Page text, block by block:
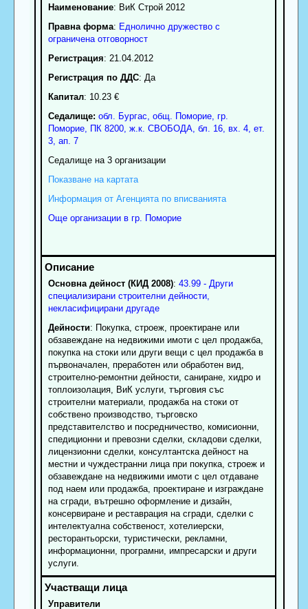
Наименование: ВиК Строй 2012
Правна форма: Еднолично дружество с
ограничена отговорност
Регистрация: 21.04.2012
Регистрация по ДДС: Да
Капитал: 10.23 €
Седалище: обл. Бургас общ. Поморие, гр.
Поморие, ПК 8200, ж.к. СВОБОДА, бл. 16, вх. 4, ет.
3, ап. 7
Седалище на 3 организации
Показване на картата
Информация от Агенцията по вписванията
Още организации в гр. Поморие
Основна дейност (КИД 2008): 43.99 - Други
специализирани строителни дейности,
некласифицирани другаде
Дейности: Покупка, строеж, проектиране или
обзавеждане на недвижими имоти с цел продажба,
покупка на стоки или други вещи с цел продажба в
първоначален, преработен или обработен вид,
строително-ремонтни дейности, саниране, хидро и
топлоизолация, ВиК услуги, търговия със
строителни материали, продажба на стоки от
собствено производство, търговско
представителство и посредничество, комисионни,
спедиционни и превозни сделки, складови сделки,
лицензионни сделки, консултантска дейност на
местни и чуждестранни лица при покупка, строеж и
обзавеждане на недвижими имоти с цел отдаване
под наем или продажба, проектиране и изграждане
на сгради, вътрешно оформление и дизайн,
консервиране и реставрация на сгради, сделки с
интелектуална собственост, хотелиерски,
ресторантьорски, туристически, рекламни,
информационни, програмни, импресарски и други
услуги.
Управители